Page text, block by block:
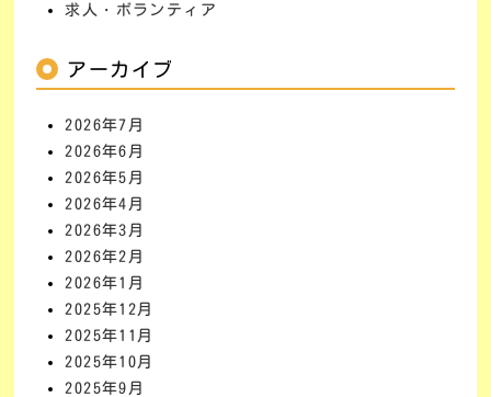
求人・ボランティア
アーカイブ
2026年7月
2026年6月
2026年5月
2026年4月
2026年3月
2026年2月
2026年1月
2025年12月
2025年11月
2025年10月
2025年9月